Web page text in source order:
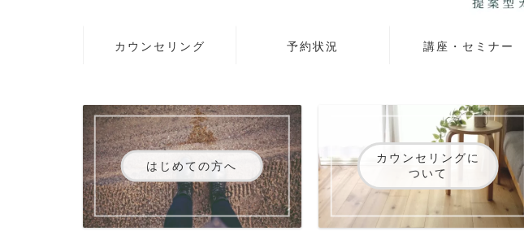
カウンセリング 予約状況 講座・セミナー
はじめての方へ
カウンセリングに
ついて